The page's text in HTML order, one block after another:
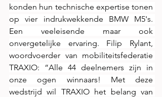
konden hun technische expertise tonen
op vier indrukwekkende BMW M5's.
Een veeleisende maar ook
onvergetelijke ervaring. Filip Rylant,
woordvoerder van mobiliteitsfederatie
TRAXIO: “Alle 44 deelnemers zijn in
onze ogen winnaars! Met deze
wedstrijd wil TRAXIO het belang van